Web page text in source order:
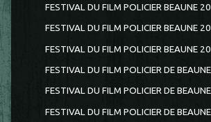
FESTIVAL DU FILM POLICIER BEAUNE
FESTIVAL DU FILM POLICIER BEAUNE
FESTIVAL DU FILM POLICIER BEAUNE
FESTIVAL DU FILM POLICIER DE
FESTIVAL DU FILM POLICIER DE
FESTIVAL DU FILM POLICIER DE